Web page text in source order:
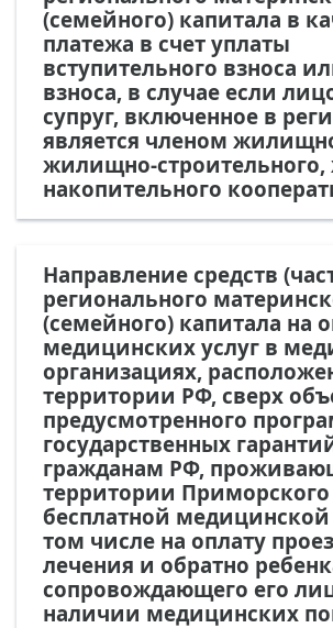
(семейного) капитала в
платежа в счет уплаты
вступительного взноса
взноса, в случае если
супруг, включенное в
является членом
жилищно-
накопительного
Направление средств
регионального
(семейного) капитала на
медицинских услуг в
организациях,
территории РФ, сверх
предусмотренного
государственных
гражданам РФ,
территории Приморского
бесплатной
том числе на оплату
лечения и обратно
сопровождающего его
наличии медицинских